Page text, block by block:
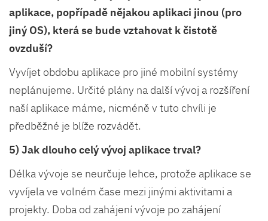
aplikace, popřípadě nějakou aplikaci jinou (pro
jiný OS), která se bude vztahovat k čistotě
ovzduší?
Vyvíjet obdobu aplikace pro jiné mobilní systémy
neplánujeme. Určité plány na další vývoj a rozšíření
naší aplikace máme, nicméně v tuto chvíli je
předběžné je blíže rozvádět.
5) Jak dlouho celý vývoj aplikace trval?
Délka vývoje se neurčuje lehce, protože aplikace se
vyvíjela ve volném čase mezi jinými aktivitami a
projekty. Doba od zahájení vývoje po zahájení